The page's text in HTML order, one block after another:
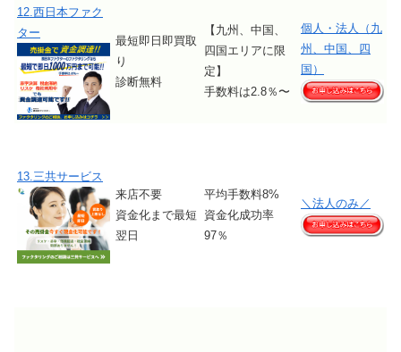
12.西日本ファク
ター
最短即日即買取
り
診断無料
【九州、中国、
四国エリアに限
定】
手数料は2.8％〜
個人・法人（九
州、中国、四
国）
13.三共サービス
来店不要
資金化まで最短
翌日
平均手数料8%
資金化成功率
97％
＼法人のみ／